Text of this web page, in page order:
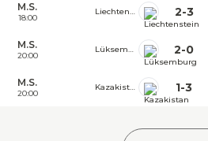
M.S.
18:00
Liechtenstein 2-3
M.S.
20:00
Lüksemburg 2-0
M.S.
20:00
Kazakistan 1-3